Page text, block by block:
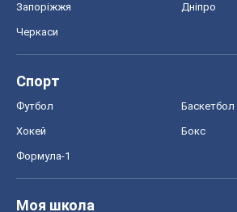
Запоріжжя Дніпро
Черкаси
Спорт
Футбол Баскетбол
Хокей Бокс
Формула-1
Моя школа